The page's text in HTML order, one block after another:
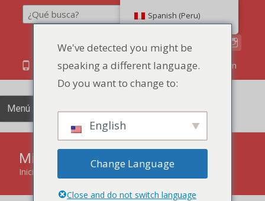
Buscar en
86 134 170 266 43 YettaDon@outlook.com
Menú
Mini pan relleno de yogur
Inicio Mini pan relleno de yogur
Spanish (Peru)
We've detected you might be
speaking a different language.
Do you want to change to:
English
Change Language
Close and do not switch language